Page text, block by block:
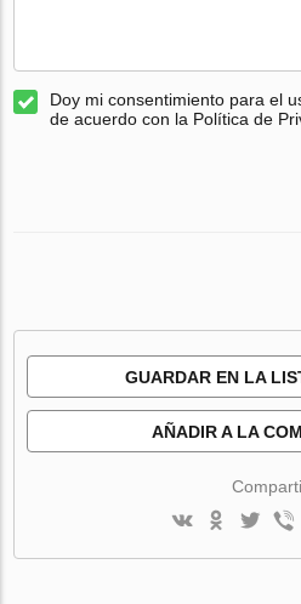
Doy mi consentimiento para el
de acuerdo con la Política de
GUARDAR EN LA
AÑADIR A LA